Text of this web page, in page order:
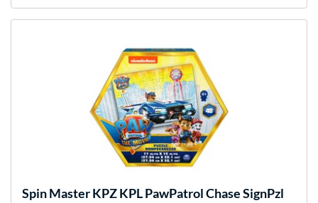
Spin MasterKPZ KPL PawPatrol Chase SignPzl